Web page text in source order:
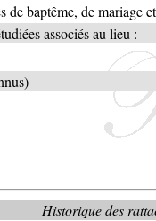
de baptême, de mariage
associés au lieu :
Historique des